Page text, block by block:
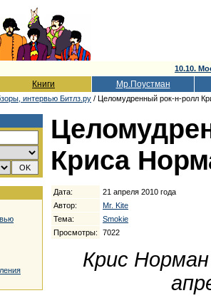
10.10.
Книги Мр.Поустман
интервью Битлз.ру / Целомудренный рок-н-ролл
Криса
Дата:
21 апреля 2010 года
Автор:
Mr. Kite
Тема:
Smokie
Просмотры:
7022
Крис